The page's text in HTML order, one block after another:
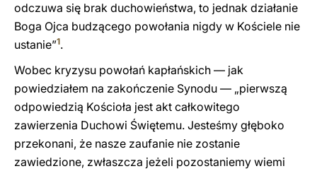
odczuwa się brak duchowieństwa, to jednak działanie
Boga Ojca budzącego powołania nigdy w Kościele nie
ustanie”1.
Wobec kryzysu powołań kapłańskich — jak
powiedziałem na zakończenie Synodu — „pierwszą
odpowiedzią Kościoła jest akt całkowitego
zawierzenia Duchowi Świętemu. Jesteśmy głęboko
przekonani, że nasze zaufanie nie zostanie
zawiedzione, zwłaszcza jeżeli pozostaniemy wiemi